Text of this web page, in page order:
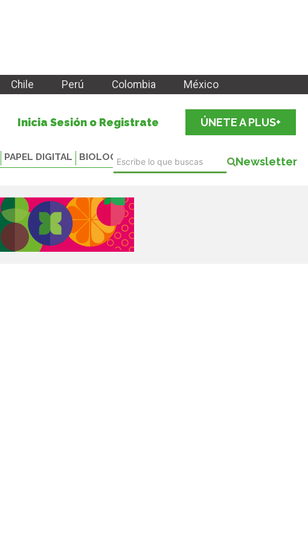
Chile Perú Colombia México
Inicia Sesión o Registrate ÚNETE A PLUS+
PAPEL DIGITAL BIOLOGICALS Newsletter